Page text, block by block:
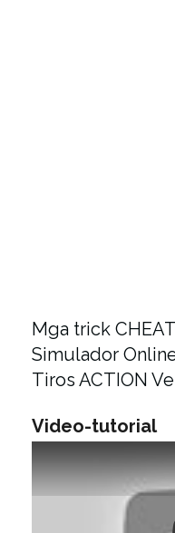
Mga trick
Simulador
Tiros ACTION
Video-tutorial